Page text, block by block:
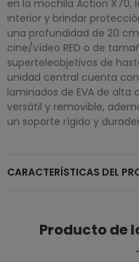
en la mochila Action X70,
interior y brindar
una profundidad de 20
cine/vídeo RED o de
superteleobjetivos de
unidad central cuenta
laminados de EVA de alta
versátil y removible,
un soporte rígido y
CARACTERÍSTICAS DEL
Producto de